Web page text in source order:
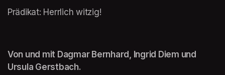
Prädikat: Herrlich witzig!
Von und mit Dagmar Bernhard, Ingrid Diem und
Ursula Gerstbach.